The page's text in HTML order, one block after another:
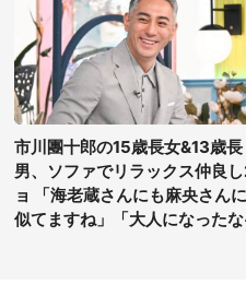
市川團十郎の15歳長女&13歳長
男、ソファでリラックス仲良
ョ 「海老蔵さんにも麻央さん
似てますね」「大人になった